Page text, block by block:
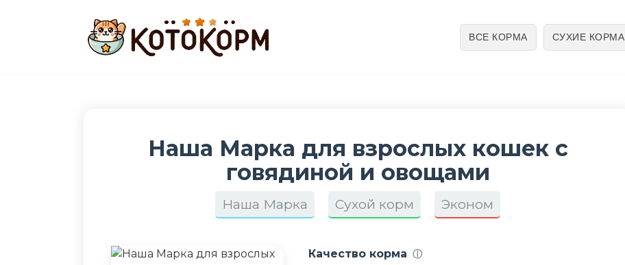
ВСЕ КОРМА СУХИЕ КОРМА
Наша Марка для взрослых кошек с
говядиной и овощами
Наша Марка Сухой корм Эконом
Качество корма ⓘ